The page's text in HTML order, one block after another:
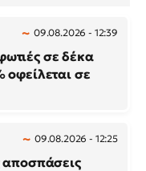
09.08.2026 - 12:39
σε δέκα
οφείλεται σε
09.08.2026 - 12:25
αποσπάσεις